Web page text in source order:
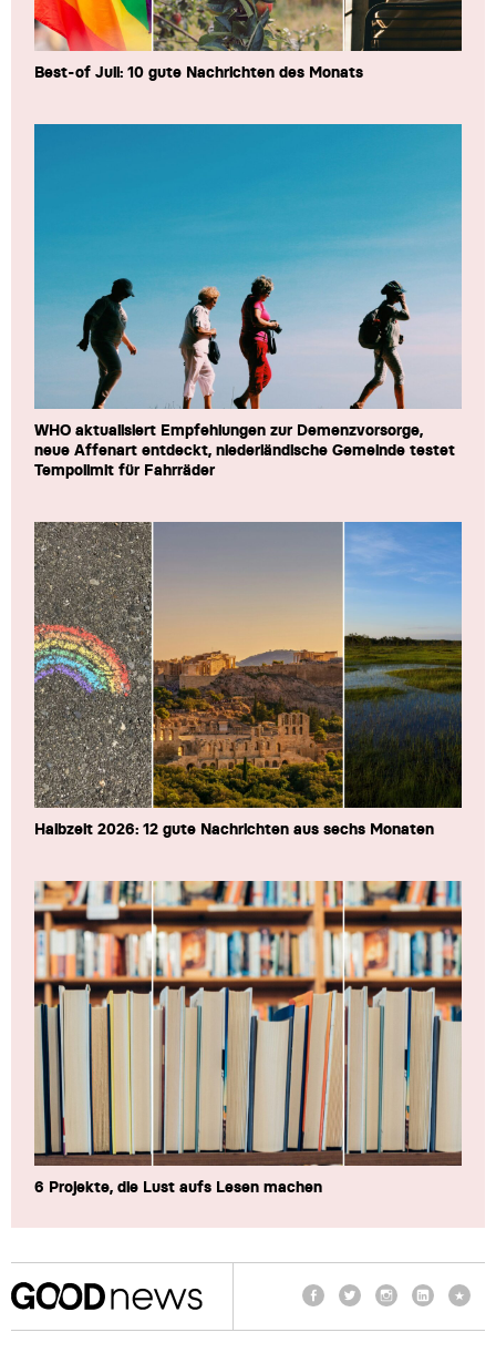
Best-of Juli: 10 gute Nachrichten des Monats
WHO aktualisiert Empfehlungen zur Demenzvorsorge,
neue Affenart entdeckt, niederländische Gemeinde testet
Tempolimit für Fahrräder
Halbzeit 2026: 12 gute Nachrichten aus sechs Monaten
6 Projekte, die Lust aufs Lesen machen